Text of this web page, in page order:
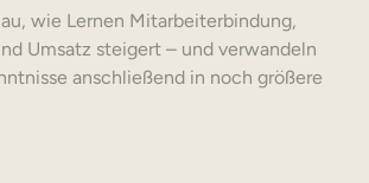
wie Lernen Mitarbeiterbindung,
Umsatz steigert – und verwandeln
anschließend in noch größere